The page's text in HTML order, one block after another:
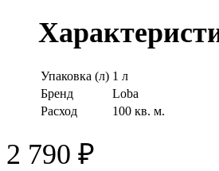
Упаковка (л) 1 л
Бренд
Loba
Расход
100 кв. м.
2 790 ₽